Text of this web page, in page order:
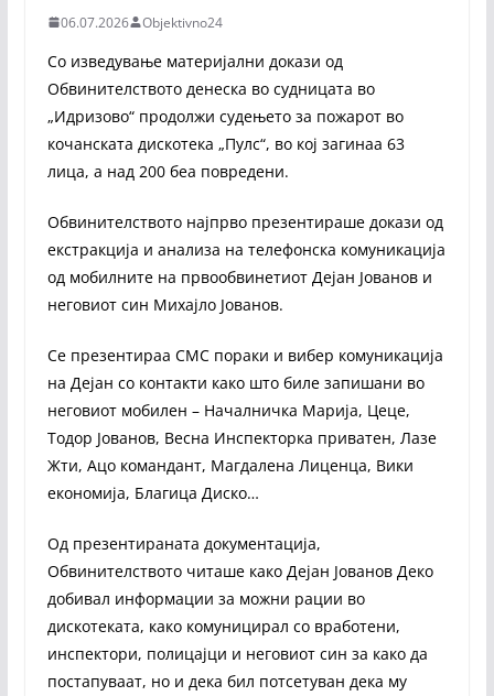
06.07.2026 Objektivno24
Со изведување материјални докази од
Обвинителството денеска во судницата во
„Идризово“ продолжи судењето за пожарот во
кочанската дискотека „Пулс“, во кој загинаа 63
лица, а над 200 беа повредени.
Обвинителството најпрво презентираше докази од
екстракција и анализа на телефонска комуникација
од мобилните на првообвинетиот Дејан Јованов и
неговиот син Михајло Јованов.
Се презентираа СМС пораки и вибер комуникација
на Дејан со контакти како што биле запишани во
неговиот мобилен – Началничка Марија, Цеце,
Тодор Јованов, Весна Инспекторка приватен, Лазе
Жти, Ацо командант, Магдалена Лиценца, Вики
економија, Благица Диско…
Од презентираната документација,
Обвинителството читаше како Дејан Јованов Деко
добивал информации за можни рации во
дискотеката, како комуницирал со вработени,
инспектори, полицајци и неговиот син за како да
постапуваат, но и дека бил потсетуван дека му